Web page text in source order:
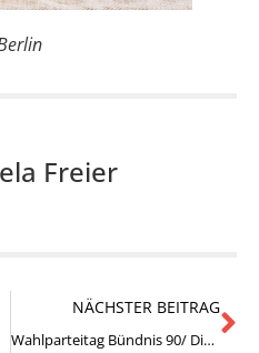
Freier
NÄCHSTER BEITRAG
Wahlparteitag Bündnis 90/ Die Grünen